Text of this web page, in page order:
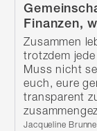
Finanzen,
Zusammen
trotzdem
Muss nicht
euch, eure
transparent
Verfasst von:
Jacqueline